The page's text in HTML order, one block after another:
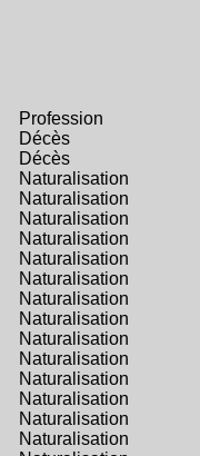
Profession
Décès
Décès
Naturalisation
Naturalisation
Naturalisation
Naturalisation
Naturalisation
Naturalisation
Naturalisation
Naturalisation
Naturalisation
Naturalisation
Naturalisation
Naturalisation
Naturalisation
Naturalisation